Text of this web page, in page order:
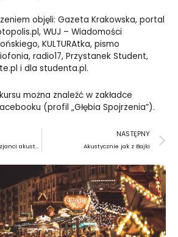
objęli: Gazeta Krakowska, portal
WUJ – Wiadomości
KULTURAtka, pismo
radio17, Przystanek Student,
i dla studenta.pl.
można znaleźć w zakładce
(profil „Głębia Spojrzenia”).
Sounds of Bajka – Poluzjanci akustycznie
NASTĘPNY
Akustycznie jak z Bajki